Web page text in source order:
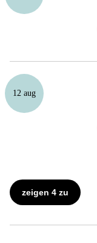
12 aug
zeigen 4 zu